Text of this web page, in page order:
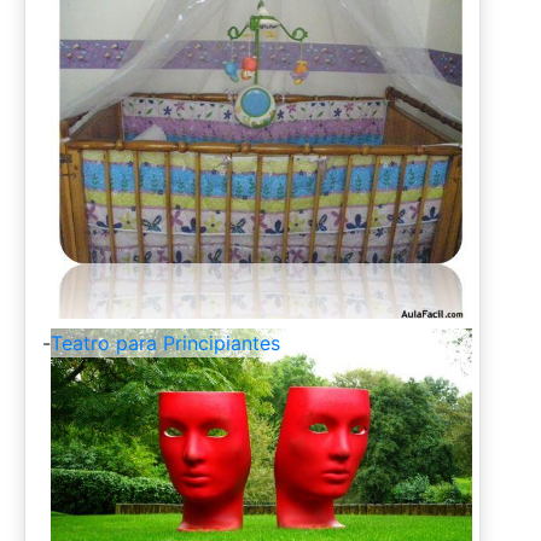
-Teatro para Principiantes